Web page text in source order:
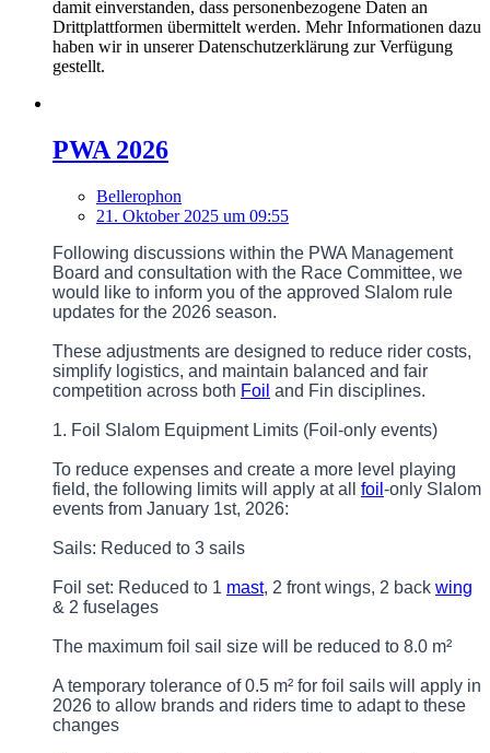
damit einverstanden, dass personenbezogene Daten an
Drittplattformen übermittelt werden. Mehr Informationen dazu
haben wir in unserer Datenschutzerklärung zur Verfügung
gestellt.
PWA 2026
Bellerophon
21. Oktober 2025 um 09:55
Following discussions within the PWA Management
Board and consultation with the Race Committee, we
would like to inform you of the approved Slalom rule
updates for the 2026 season.
These adjustments are designed to reduce rider costs,
simplify logistics, and maintain balanced and fair
competition across both Foil and Fin disciplines.
1. Foil Slalom Equipment Limits (Foil-only events)
To reduce expenses and create a more level playing
field, the following limits will apply at all foil -only Slalom
events from January 1st, 2026:
Sails: Reduced to 3 sails
Foil set: Reduced to 1 mast, 2 front wings, 2 back wing
& 2 fuselages
The maximum foil sail size will be reduced to 8.0 m²
A temporary tolerance of 0.5 m² for foil sails will apply in
2026 to allow brands and riders time to adapt to these
changes